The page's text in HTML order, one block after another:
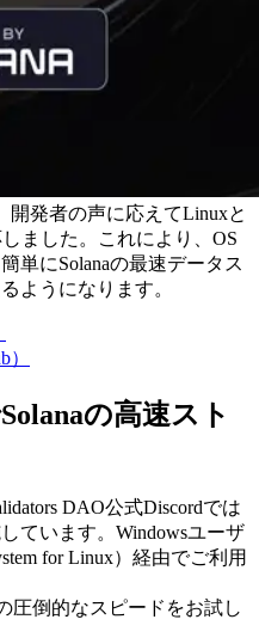
開発者の声に応えてLinuxと
ました。これにより、OS
単にSolanaの最速データス
ようになります。
の高速スト
DAO公式Discordでは
ています。Windowsユーザ
for Linux）経由でご利用
圧倒的なスピードをお試し